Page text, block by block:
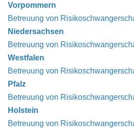
Vorpommern
Betreuung von
Niedersachsen
Betreuung von
Westfalen
Betreuung von
Pfalz
Betreuung von
Holstein
Betreuung von